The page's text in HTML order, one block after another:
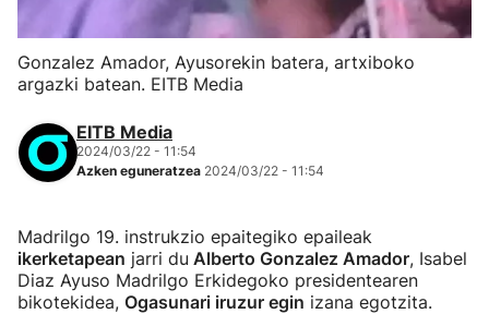
Gonzalez Amador, Ayusorekin batera, artxiboko
argazki batean. EITB Media
EITB Media
2024/03/22 - 11:54
Azken eguneratzea 2024/03/22 - 11:54
Madrilgo 19. instrukzio epaitegiko epaileak
ikerketapean jarri du Alberto Gonzalez Amador, Isabel
Diaz Ayuso Madrilgo Erkidegoko presidentearen
bikotekidea, Ogasunari iruzur egin izana egotzita.